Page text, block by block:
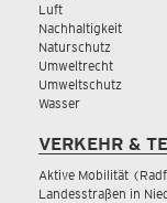
Luft
Nachhaltigkeit
Naturschutz
Umweltrecht
Umweltschutz
Wasser
VERKEHR &
Aktive Mobilität
Landesstraßen in